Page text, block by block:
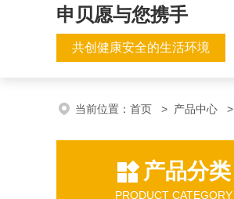
申贝愿与您携手
共创健康安全的生活环境
当前位置： 首页 > 产品中心 >
产品分类
PRODUCT CATEGORY